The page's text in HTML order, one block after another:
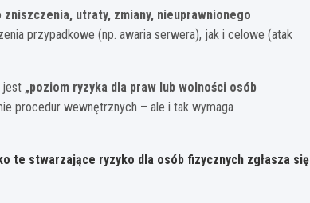
zniszczenia, utraty, zmiany, nieuprawnionego
przypadkowe (np. awaria serwera), jak i celowe (atak
jest „poziom ryzyka dla praw lub wolności osób
procedur wewnętrznych – ale i tak wymaga
te stwarzające ryzyko dla osób fizycznych zgłasza się